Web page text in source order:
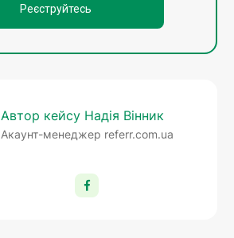
Реєструйтесь
Автор кейсу Надія Вінник
Акаунт-менеджер referr.com.ua